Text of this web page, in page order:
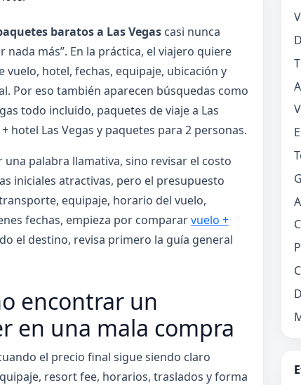
baratos a Las Vegascasi nunca
más”. En la práctica, el viajero quiere
hotel, fechas, equipaje, ubicación y
Por eso también aparecen búsquedas como
todo incluido, paquetes de viaje a Las
hotel Las Vegas y paquetes para 2 personas.
palabra llamativa, sino revisar el costo
iniciales atractivas, pero el presupuesto
equipaje, horario del vuelo,
fechas, empieza por compararvuelo +
el destino, revisa primero la guía general
encontrar un
en una mala compra
el precio final sigue siendo claro
resort fee, horarios, traslados y forma